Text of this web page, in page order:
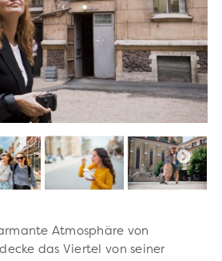
Atmosphäre von
das Viertel von seiner